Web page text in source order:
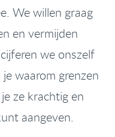
We willen graag
en vermijden
we onszelf
waarom grenzen
ze krachtig en
aangeven.